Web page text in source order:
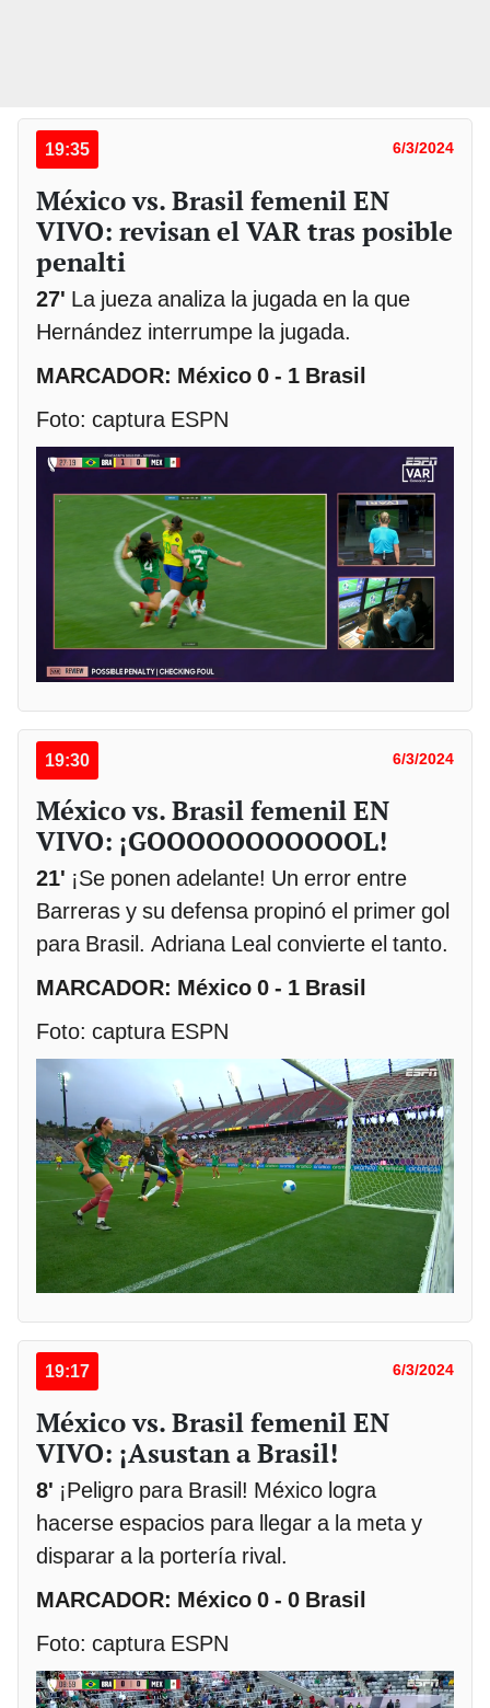
19:35 6/3/2024
México vs. Brasil femenil EN
VIVO: revisan el VAR tras posible
penalti
27' La jueza analiza la jugada en la que
Hernández interrumpe la jugada.
MARCADOR: México 0 - 1 Brasil
Foto: captura ESPN
19:30 6/3/2024
México vs. Brasil femenil EN
VIVO: ¡GOOOOOOOOOOOL!
21' ¡Se ponen adelante! Un error entre
Barreras y su defensa propinó el primer gol
para Brasil. Adriana Leal convierte el tanto.
MARCADOR: México 0 - 1 Brasil
Foto: captura ESPN
19:17 6/3/2024
México vs. Brasil femenil EN
VIVO: ¡Asustan a Brasil!
8' ¡Peligro para Brasil! México logra
hacerse espacios para llegar a la meta y
disparar a la portería rival.
MARCADOR: México 0 - 0 Brasil
Foto: captura ESPN